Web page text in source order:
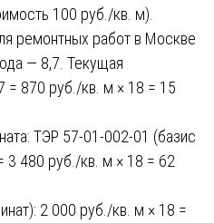
100 руб./кв. м).
ремонтных работ в Москве
— 8,7. Текущая
= 870 руб./кв. м × 18 = 15
ТЭР 57-01-002-01 (базис
3 480 руб./кв. м × 18 = 62
2 000 руб./кв. м × 18 =